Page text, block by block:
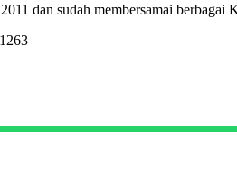
dan sudah membersamai